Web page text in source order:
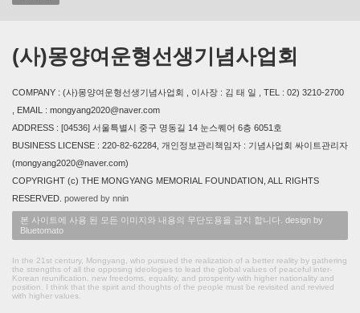
(사)몽양여운형선생기념사업회
COMPANY : (사)몽양여운형선생기념사업회 , 이사장 : 김 태 일 , TEL : 02) 3210-2700
, EMAIL : mongyang2020@naver.com
ADDRESS : [04536] 서울특별시 중구 명동길 14 눈스퀘어 6층 6051호
BUSINESS LICENSE : 220-82-62284, 개인정보관리책임자 : 기념사업회 싸이트관리자
(mongyang2020@naver.com)
COPYRIGHT (c) THE MONGYANG MEMORIAL FOUNDATION, ALL RIGHTS
RESERVED. powered by nnin
본 사이트에 사용 된 모든 이미지와 내용의 무단도용을 금지 합니다. design by
Bluetomato
In the 21st century, Mongyang, who pursued the realization of a better reality by gathering
the strengths of all the opposing ideologies to lead the global values of peaceful inter-
Korean reunification, new freedoms, equality, and prosperity with higher nationality and
position. I think that the spirit and thoughts of the people must be revisited and revived
with higher values.